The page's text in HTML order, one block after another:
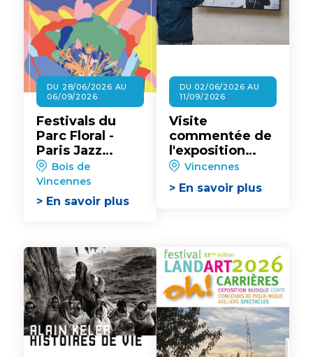
DU 28/06/2026 AU
06/09/2026
Festivals du
Parc Floral -
Paris Jazz
Festival
Bois de
Vincennes
> En savoir plus
DU 02/06/2026 AU
11/09/2026
Visite
commentée de
l'exposition
"Alain Keler -
Histoires de
vie" au château
Vincennes
> En savoir plus